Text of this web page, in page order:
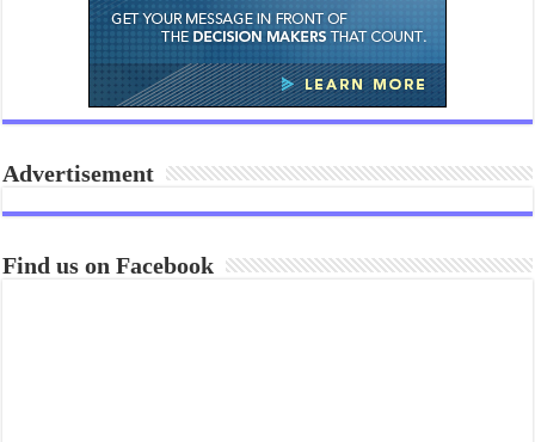
Advertisement
Find us on Facebook